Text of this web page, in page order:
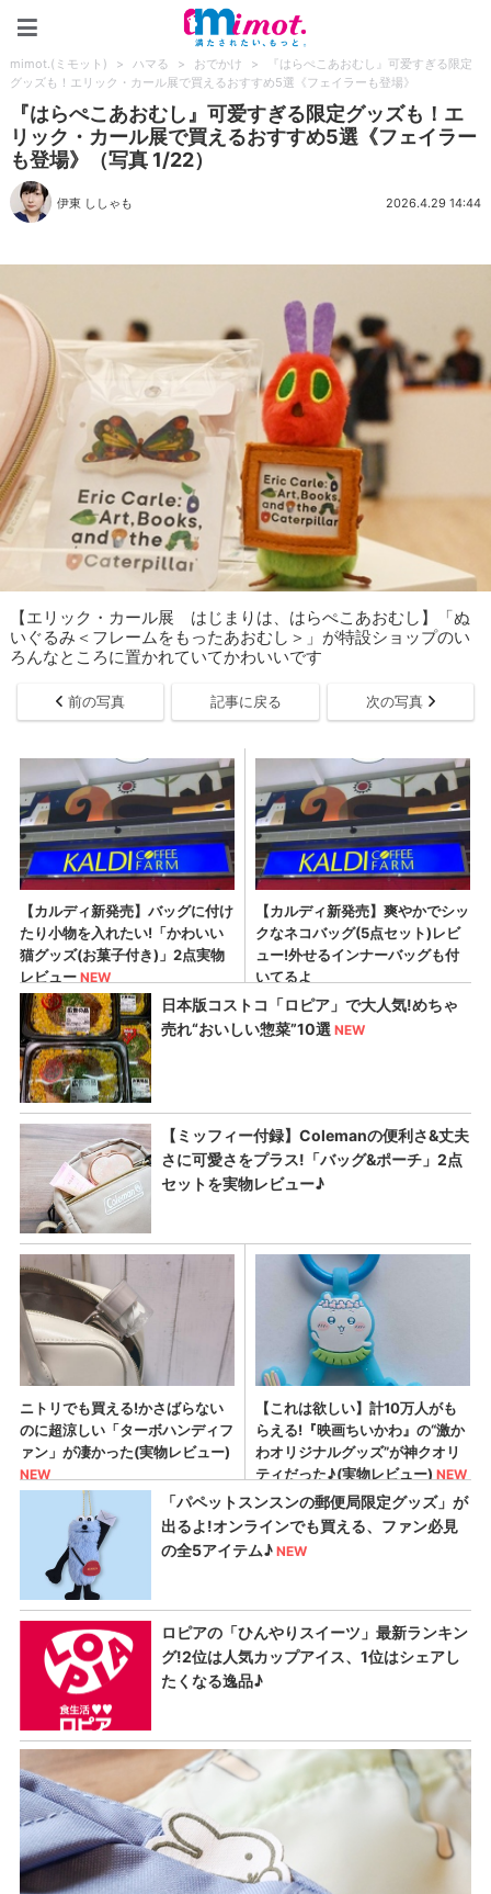
mimot.(ミモット) > ハマる > おでかけ >
『はらぺこあおむし』可爱すぎる限定
グッズも！エリック・カール展で買えるおすすめ5選《フェイラーも登場》
『はらぺこあおむし』可爱すぎる限定グッズも！エ
リック・カール展で買えるおすすめ5選《フェイラー
も登場》（写真 1/22）
伊東 ししゃも 2026.4.29 14:44
【エリック・カール展 はじまりは、はらぺこあおむし】「ぬ
いぐるみ＜フレームをもったあおむし＞」が特設ショップのい
ろんなところに置かれていてかわいいです
前の写真 記事に戻る 次の写真